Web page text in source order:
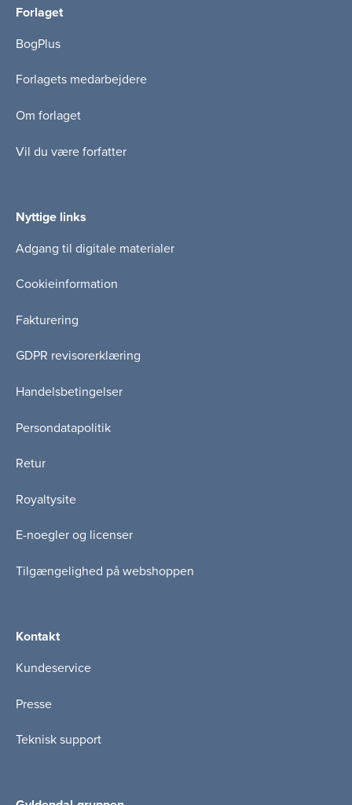
Forlaget
BogPlus
Forlagets medarbejdere
Om forlaget
Vil du være forfatter
Nyttige links
Adgang til digitale materialer
Cookieinformation
Fakturering
GDPR revisorerklæring
Handelsbetingelser
Persondatapolitik
Retur
Royaltysite
E-noegler og licenser
Tilgængelighed på webshoppen
Kontakt
Kundeservice
Presse
Teknisk support